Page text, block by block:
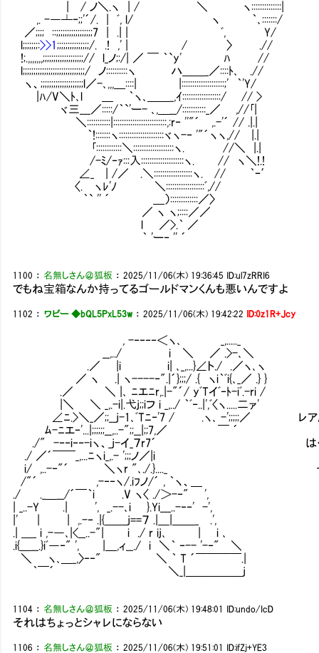
| / ノ＼.ヽ | / ＼ ヽ::::::::::::::|
,. -―┴‐;;'´/. | ﾞ, l/ ヽ ｀､:::::::/
／;;;; ::;;;;;;;;;;;;;;;;;7 | .| | ﾞ, Y/ 逃げちゃ駄目
l;;;;;;;:>>1;;;;;;;;;;;;;;;/. .! ,' | / 〉 .//
!;.,,,,,,,;;;;;;;;;;;;;;;;;;;// l_ノ;:/| ／ ￣ ｀`y' ﾊ //
l;;;;;;;;;;;;;;;;;;;;;;;;;;;;;/ ノ::::::::::ヽ ハ＿＿_／::::ﾄ､ .//
ヽ、;;;;;;;;;;;;;;;;;;;;l／-､,,,＿::::| |::::::::::::::::::::;' ｀'Y/ ・
|ﾊ/V＼ﾄ､l ＿ ｀ヽ､＿＿_,ｲ::::::::::::::::::/ // > ・
ヾ三___／:::::/｀`'ー- ､,＿__/:::::::::::_／ ,//｢| ・
＼:::::::::::|:::::::::::::::::::::::::,:r‐ ''"´ ,.-'´ // .|.|
｀!:::::::ヽ:::::::::::::::::::::ヾヽ-‐ '"´ヽヽ,// |.| □
｢::::::::::::＼:::::::::::::::::::ヽ. //＼ |.| ・【ガチャ
/-ﾐ/‐ｧ:::入::::::::::::::::::::ヽ. // ヽ＼!.! ・【ガチャ
∠_ | /／ .＼::::::::::::::::::ヽ. // ｀ｰ′
〈. ヽﾚ'ﾉ ＼::::::::::::::::::ﾞ,//
｀` '' ´ ＿）:::::::::::::／〉
／ ヽ ヽ;::::／／
l ／>.｀ ／
｀ 'ー‐ '' ´
1100 ： 名無しさん＠狐板 ：2025/11/06(木) 19:36:45 ID:ul7zRRI6
でもね宝箱なんか持ってるゴールドマンくんも悪いんですよ
1102 ： ワビー ◆bQL5PxL53w ：2025/11/06(木) 19:42:22 ID:0z1R+Jcy
, -‐‐‐‐＜ヽ､ _,....._
__,../ i ＼ ／ .>-､＼
.／ |i i| ､_,...}∠ト./ .／ヽ､ヽ
／ ヽ .| ヽ----‐".|´};;;/ .{ ヽi｀ﾞi{､_／ .} }
.／ ＼ |､ ﾆエﾆr,.|-"´/ yﾞTイﾞ‐ﾄ-iﾞ.-ri /
|＼ ＼ _,.-i|.弋j;;iフ i _,../ ｀ﾞ‐..|',ﾞ〈ヽ.....二ァ'
∠ﾆ.>＼_／;;__j-1､ﾞTﾆ‐'7 / .ヽ､ -';;;;;／ レア度考える
ﾑ-ﾆエ‐'...|;;;;;;__,..-";;__|;;7,／ ￣ ´
./" -‐‐i‐‐-iヽ、_j-イ_７r7´ はぐメタは倒した時
./ ／´￣￣_,...ﾆヽi_,.- ';;;ノ／|i
i/ ,..-‐"´ ＼ヽr "､./.}...._ そうなるとやっぱ
/"´ ,-‐‐ヽ/.iﾌノ/´ , ｀ヽ、＿
./ ._＿__/´￣｀i .V ヽ〈 ./＞-‐" ',
| _..-Y .| ', _.--､i }.Yi___..-‐‐' -',
|' | | ,.-‐ .|{＿＿j==７ .|＿|＿＿_ .',
.| ＿_ i ,-―､|<__..-"| i ./ r ij､ | i ､
.i{＿__.}iﾞ―‐" ', |＿,ィ__./ i ＼｀ ‐-- '-‐" ＼
＼ ヽ､＿_,〉‐‐" ＼ ｀ T ´￣￣￣￣.|
｀￣´ ＼_|＿＿＿＿＿j
1104 ： 名無しさん＠狐板 ：2025/11/06(木) 19:48:01 ID:undo/IcD
それはちょっとシャレにならない
1106 ： 名無しさん＠狐板 ：2025/11/06(木) 19:51:01 ID:ifZj+YE3